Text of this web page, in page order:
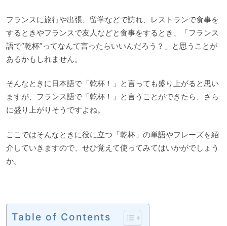
フランスに旅行や出張、留学などで訪れ、レストランで食事を
するときやフランスで友人などと食事をするとき、「フランス
語で“乾杯”ってなんて言ったらいいんだろう？」と思うことが
あるかもしれません。
そんなときに日本語で「乾杯！」と言っても盛り上がると思い
ますが、フランス語で「乾杯！」と言うことができたら、さら
に盛り上がりそうですよね。
ここではそんなときに役に立つ「乾杯」の単語やフレーズを紹
介していきますので、せひ覚えて使ってみてはいかがでしょう
か。
Table of Contents